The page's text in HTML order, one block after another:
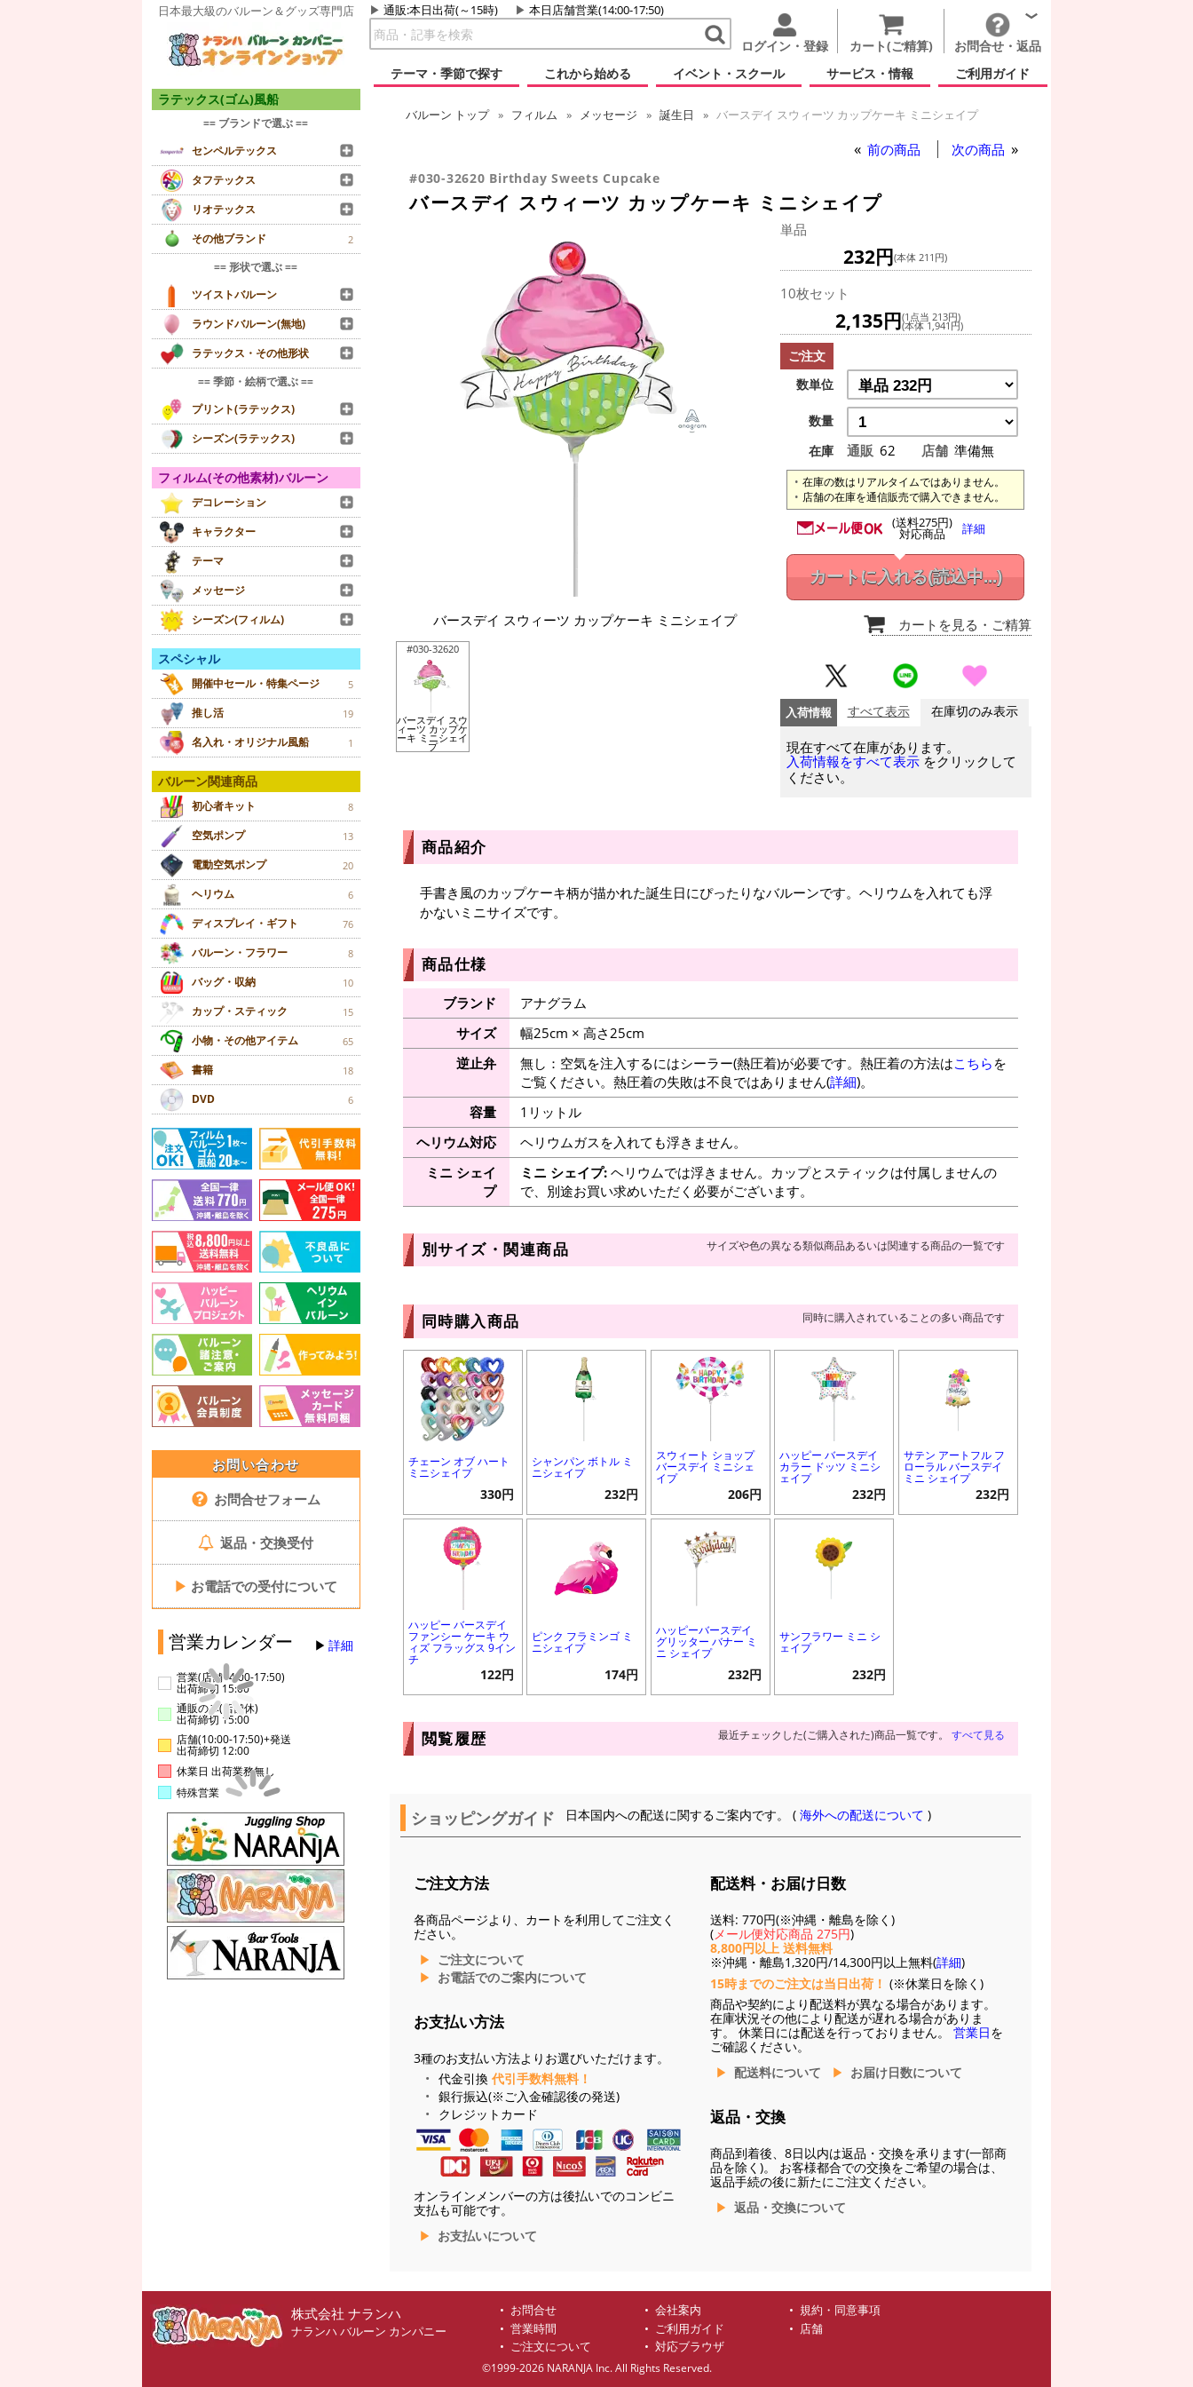
日本最大級のバルーン＆グッズ専門店 通販:本日出荷(～15時) 本日店舗営業(14:00-17:50)
ログイン・登録 カート(ご精算)
お問合せ・返品
テーマ・季節で探す
これから始める イベント・スクール サービス・情報 ご利用ガイド
ラテックス(ゴム)風船
== ブランドで選ぶ ==
センペルテックス
タフテックス
リオテックス
その他ブランド
2
== 形状で選ぶ ==
ツイストバルーン
ラウンドバルーン(無地)
ラテックス・その他形状
== 季節・絵柄で選ぶ ==
プリント(ラテックス)
シーズン(ラテックス)
フィルム(その他素材)バルーン
デコレーション
キャラクター
テーマ
メッセージ
シーズン(フィルム)
スペシャル
開催中セール・特集ページ 5
推し活 19
名入れ・オリジナル風船 1
バルーン関連商品
初心者キット 8
空気ポンプ 13
電動空気ポンプ 20
ヘリウム 6
ディスプレイ・ギフト 76
バルーン・フラワー 8
バッグ・収納 10
カップ・スティック 15
小物・その他アイテム 65
書籍 18
DVD 6
お問い合わせ
お問合せフォーム
返品・交換受付
▶ お電話での受付について
営業カレンダー 詳細
営業(店舗14:00-17:50)
出荷締切 15:00
通販のみ(店舗休)
出荷締切 15:00
店舗(10:00-17:50)+発送
出荷締切 12:00
休業日 出荷業務無し
特殊営業
バルーン トップ フィルム メッセージ 誕生日 バースデイ スウィーツ カップケーキ ミニシェイプ
前の商品 次の商品
#030-32620 Birthday Sweets Cupcake
バースデイ スウィーツ カップケーキ ミニシェイプ
バースデイ スウィーツ カップケーキ ミニシェイプ
#030-32620
バースデイ スウ
ィーツ カップケ
ーキ ミニシェイ
プ
単品
232円(本体 211円)
10枚セット
2,135円(1点当 213円)
(本体 1,941円)
ご注文
数単位
数量
在庫
通販 62 店舗 準備無
在庫の数はリアルタイムではありません。
店舗の在庫を通信販売で購入できません。
(送料275円)
対応商品 詳細
カートに入れる(読込中...)
カートを見る ・ご精算
入荷情報 すべて表示 在庫切のみ表示
現在すべて在庫があります。
入荷情報をすべて表示 をクリックして
ください。
商品紹介
手書き風のカップケーキ柄が描かれた誕生日にぴったりなバルーンです。ヘリウムを入れても浮
かないミニサイズです。
商品仕様
ブランド
アナグラム
サイズ
幅25cm × 高さ25cm
逆止弁
無し：空気を注入するにはシーラー(熱圧着)が必要です。熱圧着の方法はこちら を
ご覧ください。熱圧着の失敗は不良ではありません(詳細)。
容量
1リットル
ヘリウム対応
ヘリウムガスを入れても浮きません。
ミニ シェイ
プ
ミニ シェイプ:ヘリウムでは浮きません。カップとスティックは付属しませんの
で、別途お買い求めいただく必要がございます。
別サイズ・関連商品 サイズや色の異なる類似商品あるいは関連する商品の一覧です
同時購入商品 同時に購入されていることの多い商品です
チェーン オブ ハート
ミニシェイプ
330円
シャンパン ボトル ミ
ニシェイプ
232円
スウィート ショップ
バースデイ ミニシェ
イプ
206円
ハッピー バースデイ
カラー ドッツ ミニシ
ェイプ
232円
サテン アートフル フ
ローラル バースデイ
ミニ シェイプ
232円
ハッピー バースデイ
ファンシー ケーキ ウ
ィズ フラッグス 9イン
チ
122円
ピンク フラミンゴ ミ
ニシェイプ
174円
ハッピーバースデイ
グリッター バナー ミ
ニ シェイプ
232円
サンフラワー ミニ シ
ェイプ
232円
閲覧履歴 最近チェックした(ご購入された)商品一覧です。 すべて見る
ショッピングガイド 日本国内への配送に関するご案内です。 (海外への配送について )
ご注文方法
各商品ページより、カートを利用してご注文く
ださい。
ご注文について
お電話でのご案内について
お支払い方法
3種のお支払い方法よりお選びいただけます。
代金引換 代引手数料無料！
銀行振込(※ご入金確認後の発送)
クレジットカード
オンラインメンバーの方は後払いでのコンビニ
支払も可能です。
お支払いについて
配送料・お届け日数
送料: 770円(※沖縄・離島を除く)
(メール便対応商品 275円)
8,800円以上 送料無料
※沖縄・離島1,320円/14,300円以上無料(詳細)
15時までのご注文は当日出荷！ (※休業日を除く)
商品や契約により配送料が異なる場合があります。
在庫状況その他により配送が遅れる場合がありま
す。 休業日には配送を行っておりません。 営業日を
ご確認ください。
配送料について
お届け日数について
返品・交換
商品到着後、8日以内は返品・交換を承ります(一部商
品を除く)。 お客様都合での交換をご希望の場合は、
返品手続の後に新たにご注文ください。
返品・交換について
株式会社 ナランハ
ナランハ バルーン カンパニー
お問合せ 会社案内
規約・同意事項
営業時間
ご利用ガイド
店舗
ご注文について
対応ブラウザ
©1999-2026 NARANJA Inc. All Rights Reserved.